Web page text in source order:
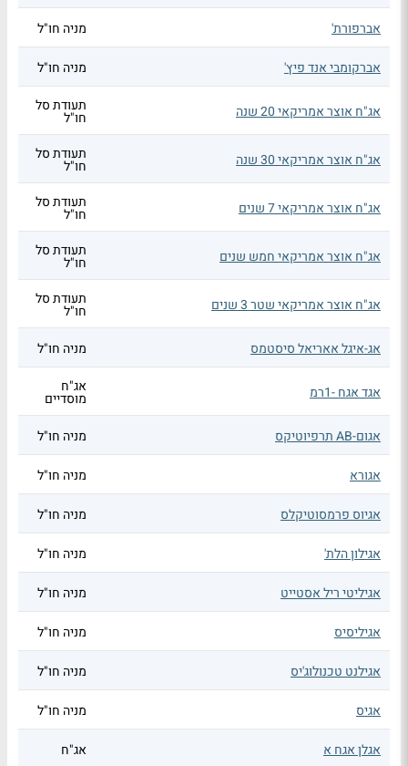
אברפורת' מניה חו"ל
אברקומבי אנד פיץ' מניה חו"ל
אג"ח אוצר אמריקאי 20 שנה תעודת סל
חו"ל
אג"ח אוצר אמריקאי 30 שנה תעודת סל
חו"ל
אג"ח אוצר אמריקאי 7 שנים תעודת סל
חו"ל
אג"ח אוצר אמריקאי חמש שנים תעודת סל
חו"ל
אג"ח אוצר אמריקאי שטר 3 שנים תעודת סל
חו"ל
אג-איגל אאריאל סיסטמס
מניה חו"ל
אגד אגח -1רמ אג"ח
מוסדיים
אגום-AB תרפיוטיקס
מניה חו"ל
אגורא מניה חו"ל
אגיוס פרמסוטיקלס מניה חו"ל
אגילון הלת' מניה חו"ל
אגיליטי ריל אסטייט מניה חו"ל
אגיליסיס מניה חו"ל
אגילנט טכנולוג'יס מניה חו"ל
אגיס מניה חו"ל
אגלן אגח א אג"ח